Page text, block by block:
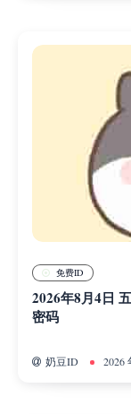
免费ID
2026年8月4日
密码
奶豆ID 2026